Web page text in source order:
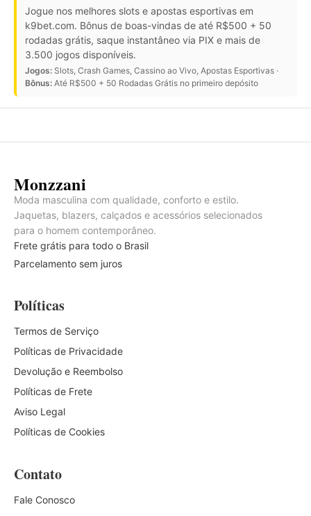
Jogue nos melhores slots e apostas esportivas em
k9bet.com. Bônus de boas-vindas de até R$500 + 50
rodadas grátis, saque instantâneo via PIX e mais de
3.500 jogos disponíveis.
Jogos: Slots, Crash Games, Cassino ao Vivo, Apostas Esportivas ·
Bônus: Até R$500 + 50 Rodadas Grátis no primeiro depósito
Monzzani
Moda masculina com qualidade, conforto e estilo.
Jaquetas, blazers, calçados e acessórios selecionados
para o homem contemporâneo.
Frete grátis para todo o Brasil
Parcelamento sem juros
Políticas
Termos de Serviço
Políticas de Privacidade
Devolução e Reembolso
Políticas de Frete
Aviso Legal
Políticas de Cookies
Contato
Fale Conosco